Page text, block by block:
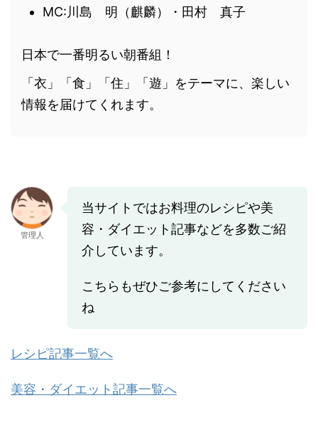
MC:川島 明（麒麟）・田村 真子
日本で一番明るい朝番組！
「衣」「食」「住」「遊」をテーマに、楽しい
情報を届けてくれます。
管理人
当サイトではお料理のレシピや美
容・ダイエット記事などを多数ご紹
介しています。
こちらもぜひご参考にしてください
ね
レシピ記事一覧へ
美容・ダイエット記事一覧へ